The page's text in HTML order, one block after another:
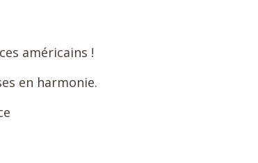
américains !
en harmonie.